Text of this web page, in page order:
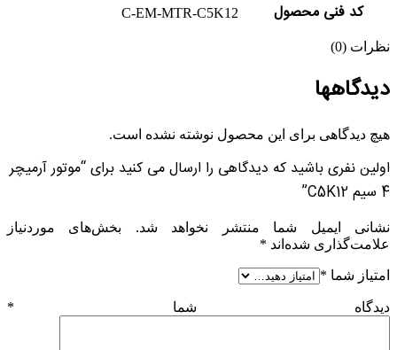
کد فنی محصول C-EM-MTR-C5K12
نظرات (0)
دیدگاهها
هیچ دیدگاهی برای این محصول نوشته نشده است.
اولین نفری باشید که دیدگاهی را ارسال می کنید برای “موتور آرمیچر
4 سیم C5K12”
نشانی ایمیل شما منتشر نخواهد شد.
بخش‌های موردنیاز
علامت‌گذاری شده‌اند *
امتیاز شما *
دیدگاه شما *